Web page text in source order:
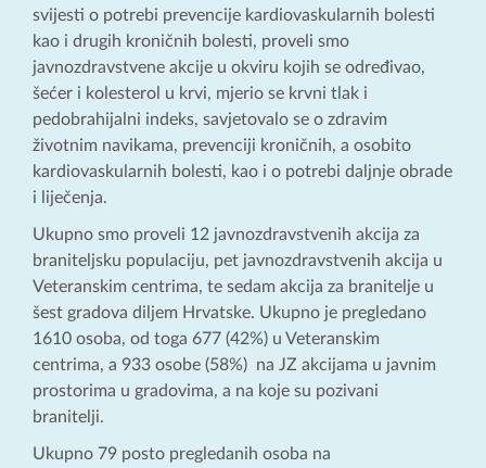
svijesti o potrebi prevencije kardiovaskularnih bolesti
kao i drugih kroničnih bolesti, proveli smo
javnozdravstvene akcije u okviru kojih se određivao,
šećer i kolesterol u krvi, mjerio se krvni tlak i
pedobrahijalni indeks, savjetovalo se o zdravim
životnim navikama, prevenciji kroničnih, a osobito
kardiovaskularnih bolesti, kao i o potrebi daljnje obrade
i liječenja.
Ukupno smo proveli 12 javnozdravstvenih akcija za
braniteljsku populaciju, pet javnozdravstvenih akcija u
Veteranskim centrima, te sedam akcija za branitelje u
šest gradova diljem Hrvatske. Ukupno je pregledano
1610 osoba, od toga 677 (42%) u Veteranskim
centrima, a 933 osobe (58%) na JZ akcijama u javnim
prostorima u gradovima, a na koje su pozivani
branitelji.
Ukupno 79 posto pregledanih osoba na